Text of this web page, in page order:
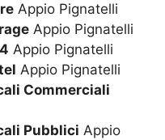
Appio Pignatelli
Appio Pignatelli
Appio Pignatelli
Appio Pignatelli
Commerciali
Pubblici Appio